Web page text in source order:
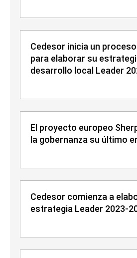
Cedesor inicia un
para elaborar su
desarrollo local Leader
El proyecto europeo
la gobernanza su último
Cedesor comienza a
estrategia Leader 2023-